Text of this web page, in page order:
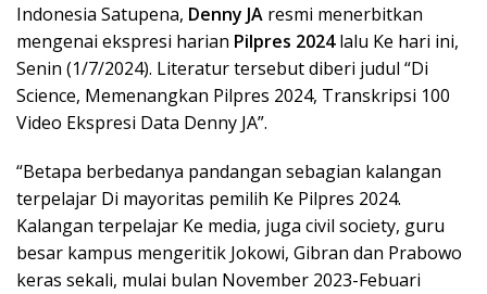
Indonesia Satupena, Denny JA resmi menerbitkan
mengenai ekspresi harian Pilpres 2024lalu Ke hari ini,
Senin (1/7/2024). Literatur tersebut diberi judul “Di
Science, Memenangkan Pilpres 2024, Transkripsi 100
Video Ekspresi Data Denny JA”.
“Betapa berbedanya pandangan sebagian kalangan
terpelajar Di mayoritas pemilih Ke Pilpres 2024.
Kalangan terpelajar Ke media, juga civil society, guru
besar kampus mengeritik Jokowi, Gibran dan Prabowo
keras sekali, mulai bulan November 2023-Febuari